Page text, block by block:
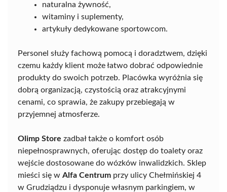
naturalna żywność,
witaminy i suplementy,
artykuły dedykowane sportowcom.
Personel służy fachową pomocą i doradztwem, dzięki
czemu każdy klient może łatwo dobrać odpowiednie
produkty do swoich potrzeb. Placówka wyróżnia się
dobrą organizacją, czystością oraz atrakcyjnymi
cenami, co sprawia, że zakupy przebiegają w
przyjemnej atmosferze.
Olimp Store zadbał także o komfort osób
niepełnosprawnych, oferując dostęp do toalety oraz
wejście dostosowane do wózków inwalidzkich. Sklep
mieści się w Alfa Centrum przy ulicy Chełmińskiej 4
w Grudziądzu i dysponuje własnym parkingiem, w